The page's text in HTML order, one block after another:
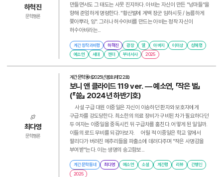
하혁진
문학평론
만들면서도 그 태도는 사뭇 진지하다. 아비는 자신이 만든 "넝마들"을
향해 준엄하게 명령한다. "황산벌에 계백 장군 임하시듯 / 늠름하게
쫓아뿌라, 잉". 그러나 허수아비를 만드는 아비는 정작 자신이
허수아비라는...
계간 창작과비평 하혁진 광장 딸 아버지 이미상
성혜령
예소연
세대 젠더 부녀서사 2025
최다영
문학평론
계간 문학동네2025년 봄호(제122호)
보니 앤 클라이드 119 ver. ― 예소연, 「작은 벌」
(『쓺』 2024년 하반기호)
사설 구급 대원 이중일은 자신이 이송하던 환자와 보호자에게
구급차를 강도당한다. 최소한의 의료 장비가 구비된 차가 필요하다던
두 여자는 이중일을 중독시킨 뒤 구급차를 훔친다. 어떻게 된 일일까.
이들의 로드 무비를 되감아보자. 어릴 적 이중일은 학교 앞에서
팔리다가 버려진 메추리들을 파출소에 데려다주며 "작은 사명감을
부여받"는다. 이는 생명의 숭고함보...
계간 문학동네 최다영 예소연 소설 계간평 리뷰
간병인
2025